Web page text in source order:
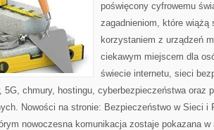
poświęcony cyfrowemu
zagadnieniom, które wiążą
korzystaniem z urządzeń
ciekawym miejscem dla
świecie internetu, sieci
5G, chmury, hostingu, cyberbezpieczeństwa oraz
Nowości na stronie: Bezpieczeństwo w Sieci i
nowoczesna komunikacja zostaje pokazana